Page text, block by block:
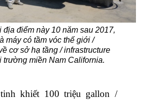
địa điểm này 10 năm sau 2017,
máy có tầm vóc thế giới /
cơ sở hạ tầng / infrastructure
trường miền Nam California.
khiết 100 triệu gallon /